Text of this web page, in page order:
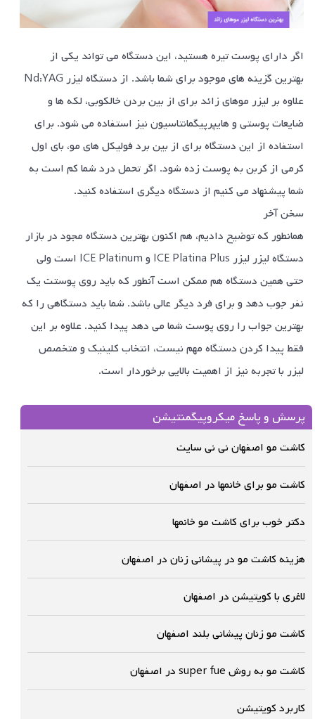
اگر دارای پوست تیره هستید، این دستگاه می تواند یکی از
بهترین گزینه های موجود برای شما باشد. از دستگاه لیزر Nd:YAG
علاوه بر لیزر موهای زائد برای از بین بردن خالکوبی، لکه ها و
ضایعات پوستی و هایپرپیگمانتاسیون نیز استفاده می شود. برای
استفاده از این دستگاه برای از بین برد فولیکل های مو، بای اول
کرمی از کربن به پوست زده شود. اگر تحمل درد شما کم است به
شما پیشنهاد می کنیم از دستگاه دیگری استفاده کنید.
سخن آخر
همانطور که توضیح دادیم، هم اکنون بهترین دستگاه مجود در بازار
دستگاه لیزر لیزر ICE Platina Plus و ICE Platinum است ولی
حتی همین دستگاه هم ممکن است آنطور که باید روی پوستت یک
نفر جوب دهد و برای فرد دیگر عالی باشد. شما باید دستگاهی را که
بهترین جواب را روی پوست شما می دهد پیدا کنید. علاوه بر این
فقط پیدا کردن دستگاه مهم نیست، انتخاب کلینیک و متخصص
لیزر با تجربه نیز از اهمیت بالایی برخوردار است.
پرسش و پاسخ میکروپیگمنتیشن
کاشت مو اصفهان نی نی سایت
کاشت مو برای خانمها در اصفهان
دکتر خوب برای کاشت مو خانمها
هزینه کاشت مو در پیشانی زنان در اصفهان
لاغری با کویتیشن در اصفهان
کاشت مو زنان پیشانی بلند اصفهان
کاشت مو به روش super fue در اصفهان
کاربرد کویتیشن